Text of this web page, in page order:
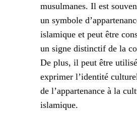
musulmanes. Il est
un symbole
islamique et peut être
un signe distinctif de la
De plus, il peut être
exprimer l’identité
de l’appartenance à la
islamique.